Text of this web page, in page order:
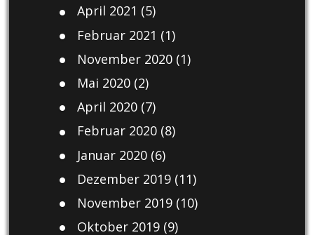
April 2021 (5)
Februar 2021 (1)
November 2020(1)
Mai 2020(2)
April 2020(7)
Februar 2020(8)
Januar 2020(6)
Dezember 2019(11)
November 2019(10)
Oktober 2019(9)